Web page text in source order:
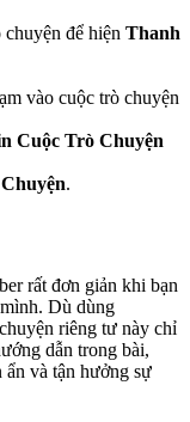
để hiện Thanh
vào cuộc trò chuyện
Cuộc Trò Chuyện
.
rất đơn giản khi bạn
Dù dùng
riêng tư này chỉ
dẫn trong bài,
ẩn và tận hưởng sự